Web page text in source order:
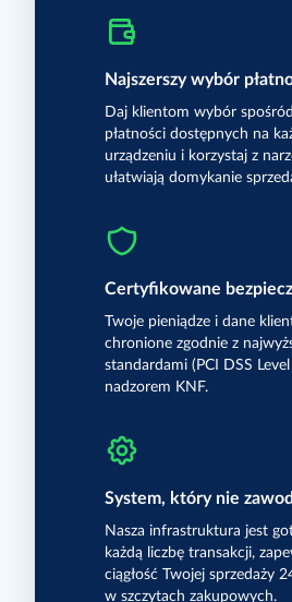
Najszerszy wybór
Daj klientom wybór
płatności dostępnych na
urządzeniu i korzystaj z
ułatwiają domykanie
Certyfikowane
Twoje pieniądze i dane
chronione zgodnie z
standardami (PCI DSS
nadzorem KNF.
System, który nie
Nasza infrastruktura jest
każdą liczbę transakcji,
ciągłość Twojej sprzedaży
w szczytach zakupowych.